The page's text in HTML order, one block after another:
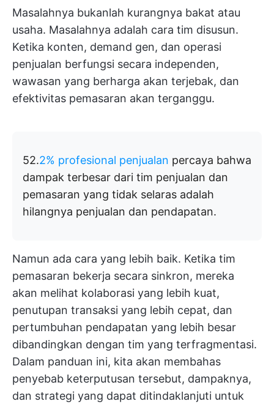
Masalahnya bukanlah kurangnya bakat atau
usaha. Masalahnya adalah cara tim disusun.
Ketika konten, demand gen, dan operasi
penjualan berfungsi secara independen,
wawasan yang berharga akan terjebak, dan
efektivitas pemasaran akan terganggu.
52.2% profesional penjualan percaya bahwa
dampak terbesar dari tim penjualan dan
pemasaran yang tidak selaras adalah
hilangnya penjualan dan pendapatan.
Namun ada cara yang lebih baik. Ketika tim
pemasaran bekerja secara sinkron, mereka
akan melihat kolaborasi yang lebih kuat,
penutupan transaksi yang lebih cepat, dan
pertumbuhan pendapatan yang lebih besar
dibandingkan dengan tim yang terfragmentasi.
Dalam panduan ini, kita akan membahas
penyebab keterputusan tersebut, dampaknya,
dan strategi yang dapat ditindaklanjuti untuk